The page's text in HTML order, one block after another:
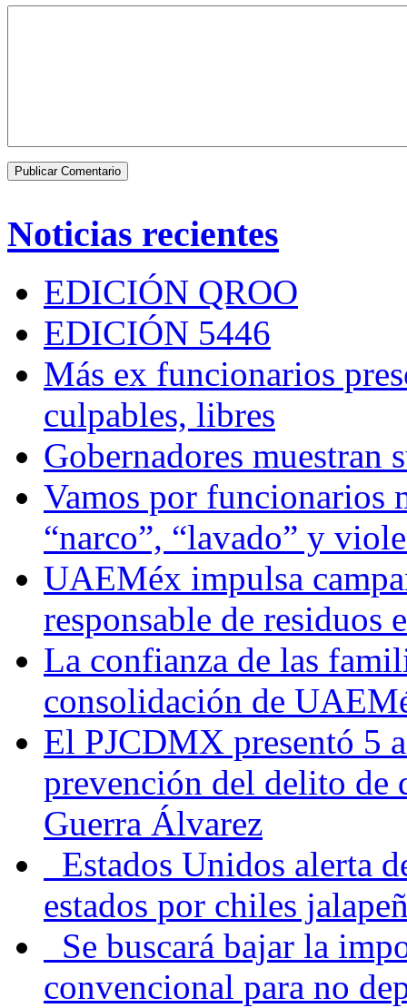
Noticias recientes
EDICIÓN QROO
EDICIÓN 5446
Más ex funcionarios
culpables, libres
Gobernadores muestran
Vamos por funcionarios
“narco”, “lavado” y
UAEMéx impulsa
responsable de residuos
La confianza de las
consolidación de
El PJCDMX presentó 5
prevención del delito de
Guerra Álvarez
Estados Unidos alerta
estados por chiles
Se buscará bajar la
convencional para no